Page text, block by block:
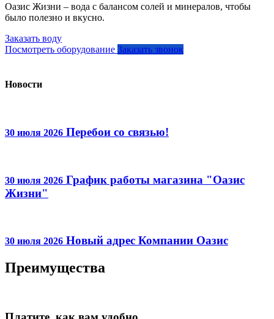
Оазис Жизни – вода с балансом солей и минералов, чтобы
было полезно и вкусно.
Заказать воду
Посмотреть оборудование Заказать звонок
Новости
30 июля 2026 Перебои со связью!
30 июля 2026 График работы магазина "Оазис
Жизни"
30 июля 2026 Новый адрес Компании Оазис
Преимущества